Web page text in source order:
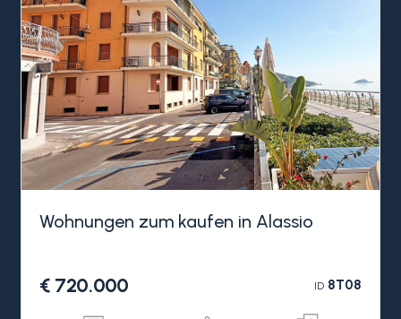
Wohnungen zum kaufen in Alassio
€ 720.000 ID8T08